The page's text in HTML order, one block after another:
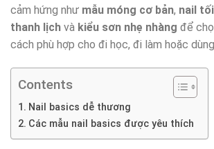
cảm hứng như mẫu móng cơ bản, nail
thanh lịch và kiểu sơn nhẹ nhàng để
cách phù hợp cho đi học, đi làm hoặc
Contents
Nail basics dễ thương
Các mẫu nail basics được yêu thích